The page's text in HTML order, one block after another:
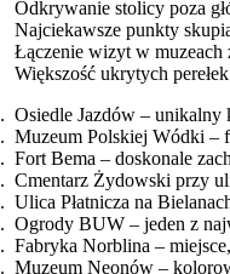
Odkrywanie stolicy poza
Najciekawsze punkty
Łączenie wizyt w muzeach
Większość ukrytych
Osiedle Jazdów –
Muzeum Polskiej Wódki –
Fort Bema – doskonale
Cmentarz Żydowski przy
Ulica Płatnicza na
Ogrody BUW – jeden z
Fabryka Norblina –
Muzeum Neonów –